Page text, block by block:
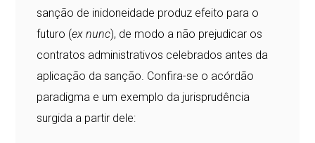
sanção de inidoneidade produz efeito para o
futuro (ex nunc), de modo a não prejudicar os
contratos administrativos celebrados antes da
aplicação da sanção. Confira-se o acórdão
paradigma e um exemplo da jurisprudência
surgida a partir dele: